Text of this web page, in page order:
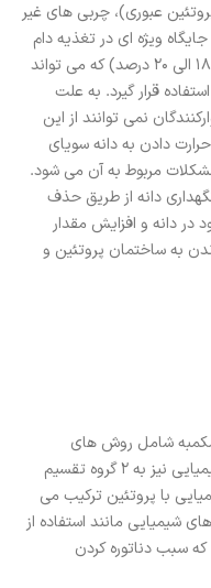
عبوری)، چربی های غیر
جایگاه ویژه ای در تغذیه دام
و طیور دارد. دانه سویا غنی از چربی است (18 الی 20 درصد) که می تواند
قرار گیرد. به علت
نمی توانند از این
دادن به دانه سویای
مربوط به آن می شود.
دانه از طریق حذف
در دانه و افزایش مقدار
به ساختمان پروتئین و
شامل روش های
شیمیایی و حرارتی می باشد. روش های شیمیایی نیز به 2 گروه تقسیم
با پروتئین ترکیب می
از فرم آلدئید و 2-روش های شیمیایی مانند استفاده از
سبب دناتوره کردن